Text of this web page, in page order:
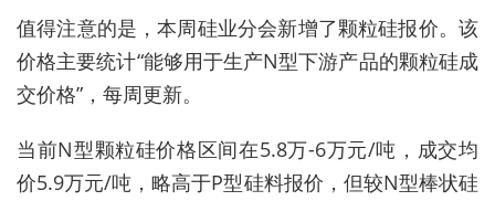
值得注意的是，本周硅业分会新增了颗粒硅报价。该
价格主要统计“能够用于生产N型下游产品的颗粒硅成
交价格”，每周更新。
当前N型颗粒硅价格区间在5.8万-6万元/吨，成交均
价5.9万元/吨，略高于P型硅料报价，但较N型棒状硅